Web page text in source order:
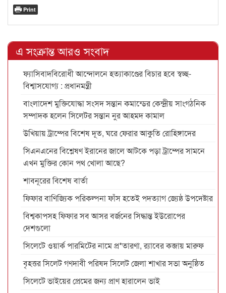
Print
এ সংক্রান্ত আরও সংবাদ
ফ্যাসিবাদবিরোধী আন্দোলনে হত্যাকাণ্ডের বিচার হবে স্বচ্ছ-
বিশ্বাসযোগ্য : প্রধানমন্ত্রী
বাংলাদেশ মুক্তিযোদ্ধা সংসদ সন্তান কমান্ডের কেন্দ্রীয় সাংগঠনিক
সম্পাদক হলেন সিলেটর সন্তান নুর আহমদ কামাল
উখিয়ায় ট্রাম্পের বিশেষ দূত, ঘরে ফেরার আকুতি রোহিঙ্গাদের
সিএনএনের বিশ্লেষণ ইরানের জালে আটকে পড়া ট্রাম্পের সামনে
এখন মুক্তির কোন পথ খোলা আছে?
শাবনূরের বিশেষ বার্তা
ফিফার বাণিজ্যিক পরিকল্পনা ফাঁস হতেই পদত্যাগ জ্যেষ্ঠ উপদেষ্টার
বিশ্বকাপসহ ফিফার সব আসর বর্জনের সিদ্ধান্ত ইউরোপের
দেশগুলো
সিলেটে ওয়ার্ক পারমিটের নামে প্র*তারণা, র‌্যাবের কব্জায় মারুফ
বৃহত্তর সিলেট গণদাবী পরিষদ সিলেট জেলা শাখার সভা অনুষ্ঠিত
সিলেটে ভাইয়ের প্রেমের জন্য প্রাণ হারালেন ভাই